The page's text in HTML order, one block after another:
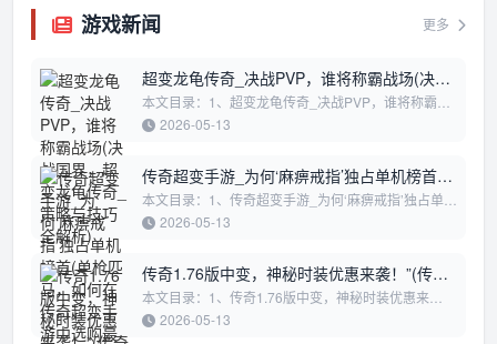
游戏新闻 更多
超变龙龟传奇_决战PVP，谁将称霸战场(决战
国界，超变龙龟传奇_策略与技巧全解析)
本文目录：1、超变龙龟传奇_决战PVP，谁将称霸战
场2、决战国界，超变龙龟传奇_策略与技巧全解析超
变龙龟传奇_决战PVP，谁将称霸战场在《...
2026-05-13
传奇超变手游_为何‘麻痹戒指’独占单机榜首
(单枪匹马，如何在传奇超变手游中选购最强
道具)
本文目录：1、传奇超变手游_为何‘麻痹戒指’独占单机
榜首2、单枪匹马，如何在传奇超变手游中选购最强道
具3、传奇超变手游大主播_PVP荣耀...
2026-05-13
传奇1.76版中变，神秘时装优惠来袭！”(传奇
1.76微变新纪元_装备洗练秘籍，解锁隐藏属
性！)
本文目录：1、传奇1.76版中变，神秘时装优惠来
袭！”2、传奇1.76微变新纪元_装备洗练秘籍，解锁隐
藏属性！3、传奇1.76超变，解锁全服首领...
2026-05-13